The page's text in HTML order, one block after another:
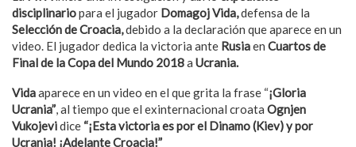
disciplinariopara el jugador Domagoj Vida,defensa de la
Selección de Croacia,debido a la declaración que aparece en un
video. El jugador dedica la victoria ante Rusiaen Cuartos de
Final de la Copa del Mundo 2018a Ucrania.
Vidaaparece en un video en el que grita la frase “¡Gloria
Ucrania”, al tiempo que el exinternacional croata Ognjen
Vukojevidice “¡Esta victoria es por el Dinamo (Kiev) y por
Ucrania! ¡Adelante Croacia!”